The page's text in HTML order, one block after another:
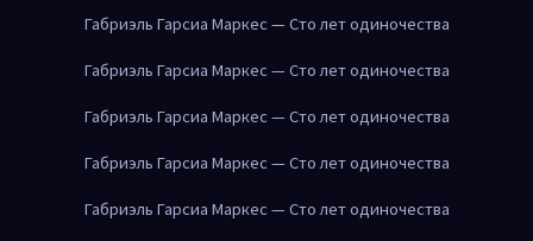
Габриэль Гарсиа Маркес — Сто лет одиночества
Габриэль Гарсиа Маркес — Сто лет одиночества
Габриэль Гарсиа Маркес — Сто лет одиночества
Габриэль Гарсиа Маркес — Сто лет одиночества
Габриэль Гарсиа Маркес — Сто лет одиночества